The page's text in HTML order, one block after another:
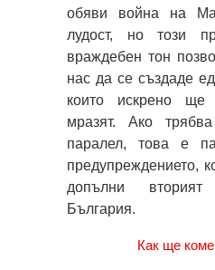
обяви война на
лудост, но този
враждебен тон
нас да се създаде
които искрено ще
мразят. Ако
паралел, това е
предупреждението,
допълни
България.
Как ще